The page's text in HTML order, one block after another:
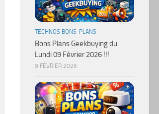
TECHNOS BONS-PLANS
Bons Plans Geekbuying du
Lundi 09 Février 2026 !!!
9 FÉVRIER 2026